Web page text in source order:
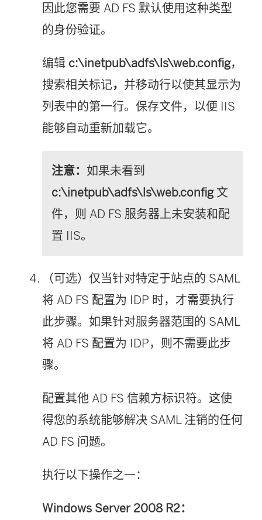
因此您需要 AD FS 默认使用这种类型
的身份验证。
编辑 c:\inetpub\adfs\ls\web.config，
搜索相关标记， 并移动行以使其显示为
列表中的第一行。保存文件，以便 IIS
能够自动重新加载它。
注意： 如果未看到
c:\inetpub\adfs\ls\web.config文
件，则 AD FS 服务器上未安装和配
置 IIS。
（可选）仅当针对特定于站点的 SAML
将 AD FS 配置为 IDP 时，才需要执行
此步骤。如果针对服务器范围的 SAML
将 AD FS 配置为 IDP，则不需要此步
骤。
配置其他 AD FS 信赖方标识符。这使
得您的系统能够解决 SAML 注销的任何
AD FS 问题。
执行以下操作之一：
Windows Server 2008 R2：